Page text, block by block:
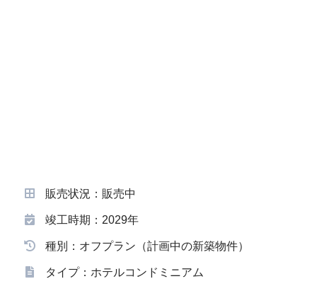
販売状況：販売中
竣工時期：2029年
種別：オフプラン（計画中の新築物件）
タイプ：ホテルコンドミニアム